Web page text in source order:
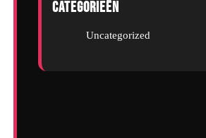
Categorieën
Uncategorized